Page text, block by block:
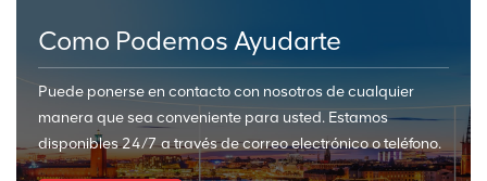
Como Podemos Ayudarte
Puede ponerse en contacto con nosotros de cualquier
manera que sea conveniente para usted. Estamos
disponibles 24/7 a través de correo electrónico o teléfono.